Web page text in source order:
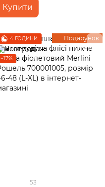
Купити
Подарунок
4 ГОДИНИ
−17%
53